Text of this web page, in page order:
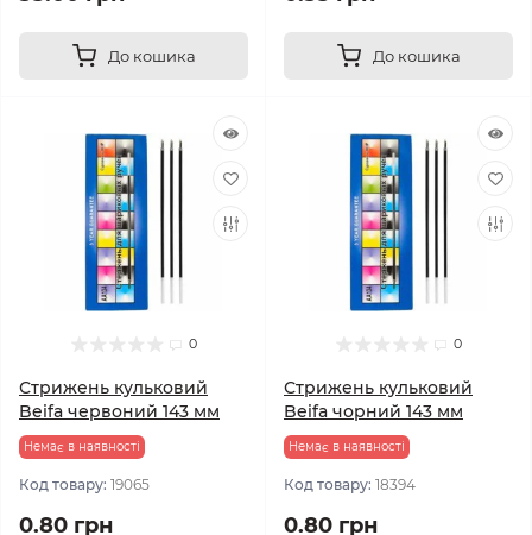
До кошика До кошика
0
Стрижень кульковий
Beifa червоний 143 мм
Немає в наявності
Код товару: 19065
0.80 грн
0
Стрижень кульковий
Beifa чорний 143 мм
Немає в наявності
Код товару: 18394
0.80 грн